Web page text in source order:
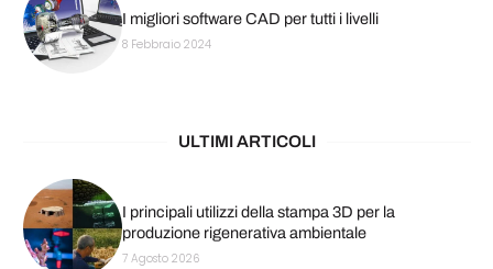
I migliori software CAD per tutti i livelli
8 Febbraio 2024
ULTIMI ARTICOLI
I principali utilizzi della stampa 3D per la
produzione rigenerativa ambientale
7 Agosto 2026